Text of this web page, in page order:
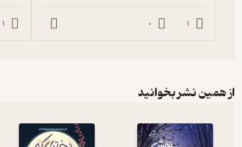
1
0
1
از همین نشر بخوانید